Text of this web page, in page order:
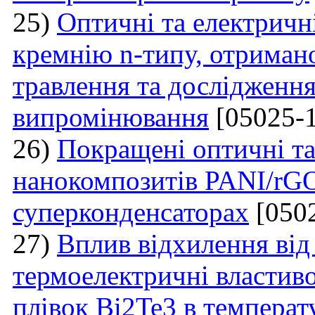
25) Оптичні та
кремнію n-типу,
травлення та
випромінювання [05025-
26) Покращені оптичні та
нанокомпозитів PANI/
суперконденсаторах
27) Вплив відхилення від
термоелектричні
плівок Bi2Te3 в